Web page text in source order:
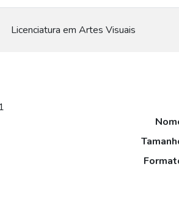
Licenciatura em Artes Visuais